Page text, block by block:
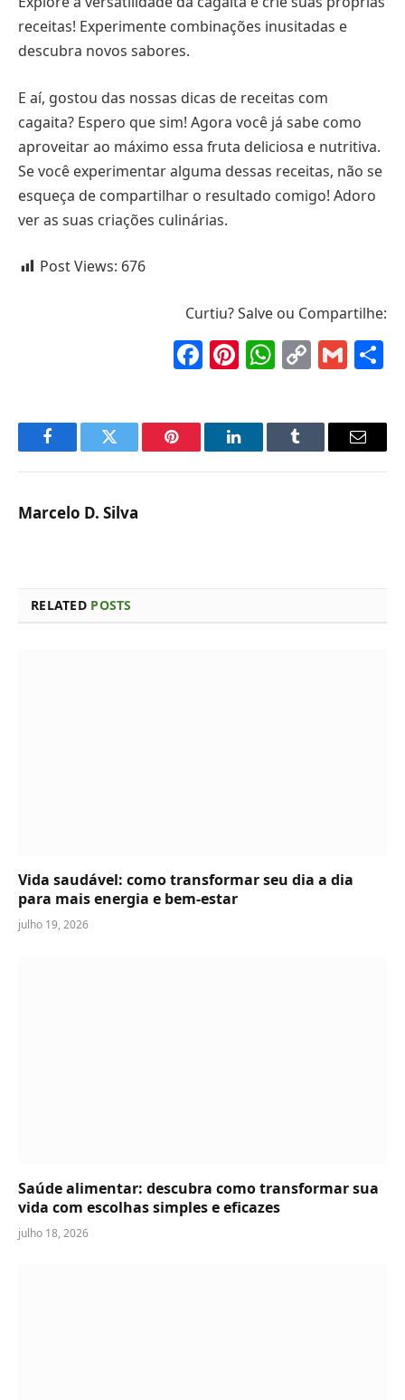
receitas! Experimente combinações inusitadas e
descubra novos sabores.
E aí, gostou das nossas dicas de receitas com
cagaita? Espero que sim! Agora você já sabe como
aproveitar ao máximo essa fruta deliciosa e nutritiva.
Se você experimentar alguma dessas receitas, não se
esqueça de compartilhar o resultado comigo! Adoro
ver as suas criações culinárias.
Post Views: 676
Curtiu? Salve ou Compartilhe:
Facebook
Pinterest
Copy
FacebookTwitter Pinterest LinkedInTumblr Email
Marcelo D. Silva
RELATED POSTS
Vida saudável: como transformar seu dia a dia
para mais energia e bem-estar
julho 19, 2026
Saúde alimentar: descubra como transformar sua
vida com escolhas simples e eficazes
julho 18, 2026